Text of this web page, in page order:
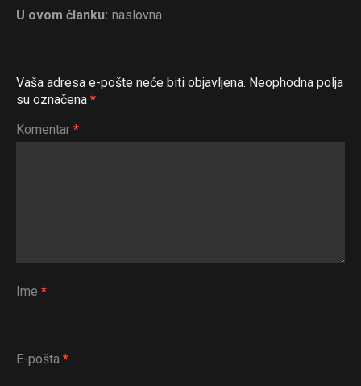
U ovom članku: naslovna
Vaša adresa e-pošte neće biti objavljena. Neophodna polja
su označena *
Komentar *
Ime *
E-pošta *
Reddit